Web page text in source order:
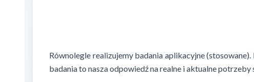
Równolegle realizujemy badania aplikacyjne
badania to nasza odpowiedź na realne i aktualne